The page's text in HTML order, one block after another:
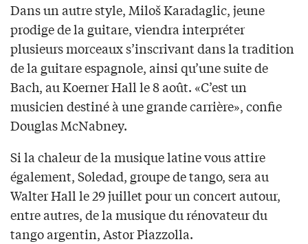
Dans un autre style, Miloš Karadaglic, jeune
prodige de la guitare, viendra interpréter
plusieurs morceaux s’inscrivant dans la tradition
de la guitare espagnole, ainsi qu’une suite de
Bach, au Koerner Hall le 8 août. «C’est un
musicien destiné à une grande carrière», confie
Douglas McNabney.
Si la chaleur de la musique latine vous attire
également, Soledad, groupe de tango, sera au
Walter Hall le 29 juillet pour un concert autour,
entre autres, de la musique du rénovateur du
tango argentin, Astor Piazzolla.